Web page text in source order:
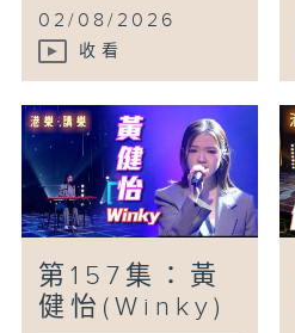
02/08/2026
收看
第157集：黃
健怡(Winky)